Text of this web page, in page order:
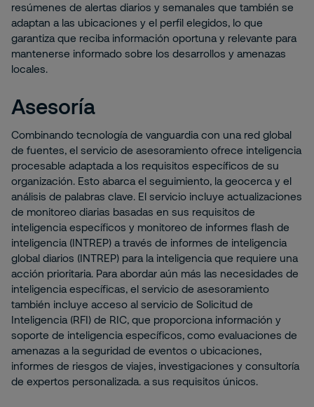
resúmenes de alertas diarios y semanales que también se
adaptan a las ubicaciones y el perfil elegidos, lo que
garantiza que reciba información oportuna y relevante para
mantenerse informado sobre los desarrollos y amenazas
locales.
Asesoría
Combinando tecnología de vanguardia con una red global
de fuentes, el servicio de asesoramiento ofrece inteligencia
procesable adaptada a los requisitos específicos de su
organización. Esto abarca el seguimiento, la geocerca y el
análisis de palabras clave. El servicio incluye actualizaciones
de monitoreo diarias basadas en sus requisitos de
inteligencia específicos y monitoreo de informes flash de
inteligencia (INTREP) a través de informes de inteligencia
global diarios (INTREP) para la inteligencia que requiere una
acción prioritaria. Para abordar aún más las necesidades de
inteligencia específicas, el servicio de asesoramiento
también incluye acceso al servicio de Solicitud de
Inteligencia (RFI) de RIC, que proporciona información y
soporte de inteligencia específicos, como evaluaciones de
amenazas a la seguridad de eventos o ubicaciones,
informes de riesgos de viajes, investigaciones y consultoría
de expertos personalizada. a sus requisitos únicos.